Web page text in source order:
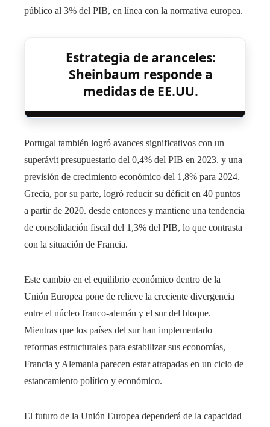
público al 3% del PIB, en línea con la normativa europea.
Estrategia de aranceles:
Sheinbaum responde a
medidas de EE.UU.
Portugal también logró avances significativos con un
superávit presupuestario del 0,4% del PIB en 2023. y una
previsión de crecimiento económico del 1,8% para 2024.
Grecia, por su parte, logró reducir su déficit en 40 puntos
a partir de 2020. desde entonces y mantiene una tendencia
de consolidación fiscal del 1,3% del PIB, lo que contrasta
con la situación de Francia.
Este cambio en el equilibrio económico dentro de la
Unión Europea pone de relieve la creciente divergencia
entre el núcleo franco-alemán y el sur del bloque.
Mientras que los países del sur han implementado
reformas estructurales para estabilizar sus economías,
Francia y Alemania parecen estar atrapadas en un ciclo de
estancamiento político y económico.
El futuro de la Unión Europea dependerá de la capacidad